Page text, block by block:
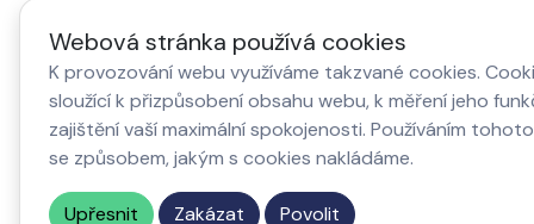
Webová stránka používá cookies
K provozování webu využíváme takzvané cookies.
sloužící k přizpůsobení obsahu webu, k měření jeho
zajištění vaší maximální spokojenosti. Používáním
se způsobem, jakým s cookies nakládáme.
Upřesnit Zakázat Povolit